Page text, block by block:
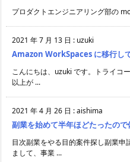
プロダクトエンジニアリング部の
2021 年 7 月 13 日 : uzuki
Amazon WorkSpaces に移行し
こんにちは、uzuki です。トライコ
以上が ...
2021 年 4 月 26 日 :aishima
副業を始めて半年ほどたったの
目次副業をやる目的案件探し副業
まして、事業 ...